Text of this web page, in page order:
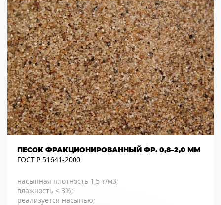
ПЕСОК ФРАКЦИОНИРОВАННЫЙ ФР. 0,8–2,0 ММ
ГОСТ Р 51641-2000
насыпная плотность 1,5 т/м3;
влажность < 3%;
реализуется насыпью;